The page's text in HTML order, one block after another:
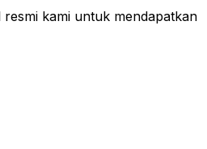
resmi kami untuk mendapatkan